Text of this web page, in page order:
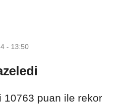
- 13:50
10763 puan ile rekor